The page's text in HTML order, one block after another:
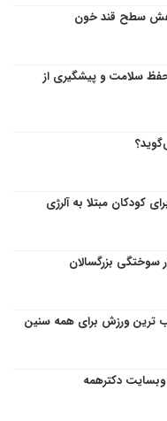
سطح قند خون
سلامت و پیشگیری از
کودکان مبتلا به آلرژی
سوختگی بزرگسالان
دکترهمه